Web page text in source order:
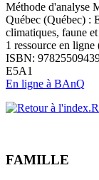
Méthode d'analyse
Québec (Québec) :
climatiques, faune
1 ressource en
ISBN:
E5A1
En ligne à BAnQ
FAMILLE